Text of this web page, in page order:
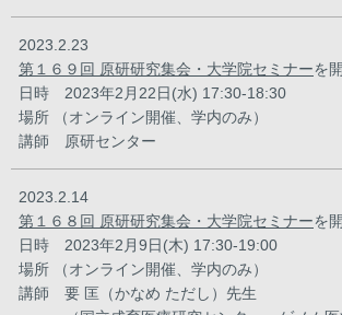
2023.2.23
第１６９回 原研研究集会・大学院セミナーを
日時 2023年2月22日(水) 17:30-18:30
場所 （オンライン開催、学内のみ）
講師 原研センター
2023.2.14
第１６８回 原研研究集会・大学院セミナーを
日時 2023年2月9日(木) 17:30-19:00
場所 （オンライン開催、学内のみ）
講師 要 匡（かなめ ただし）先生